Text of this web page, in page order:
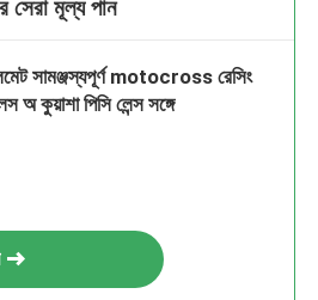
সেরা মূল্য পান
সামঞ্জস্যপূর্ণ motocross রেসিং
অ কুয়াশা পিসি লেন্স সঙ্গে